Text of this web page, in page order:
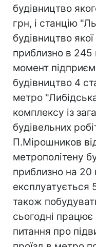
будівництво
грн, і станцію
будівництво
приблизно в
момент
будівництво 4
метро
комплексу із
будівельних
П.Мірошников
метрополітену
приблизно на 20
експлуатується
також
сьогодні
питання про